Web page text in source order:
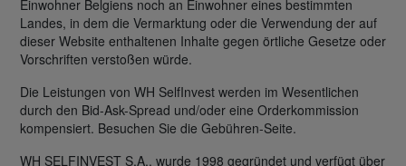
Einwohner Belgiens noch an Einwohner eines bestimmten
Landes, in dem die Vermarktung oder die Verwendung der auf
dieser Website enthaltenen Inhalte gegen örtliche Gesetze oder
Vorschriften verstoßen würde.
Die Leistungen von WH SelfInvest werden im Wesentlichen
durch den Bid-Ask-Spread und/oder eine Orderkommission
kompensiert. Besuchen Sie die Gebühren-Seite.
WH SELFINVEST S.A., wurde 1998 gegründet und verfügt über